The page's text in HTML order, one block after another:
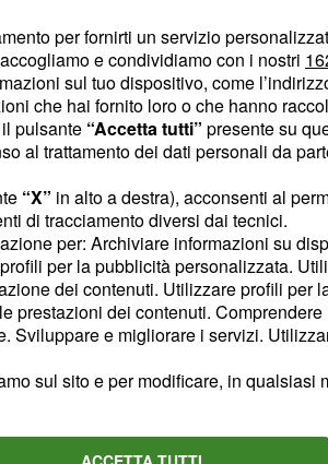
Gli
i loro
Congress
ci
e
farà la
alla
varianti
il P8
per fornirti un servizio
e condividiamo con i nostri
sul tuo dispositivo, come
che hai fornito loro o che hanno
pulsante “Accetta tutti” presente su
al trattamento dei dati personali da
“X” in alto a destra), acconsenti al
di tracciamento diversi dai tecnici.
per: Archiviare informazioni su
per la pubblicità personalizzata.
dei contenuti. Utilizzare profili per
prestazioni dei contenuti.
Sviluppare e migliorare i servizi.
sul sito e per modificare, in qualsiasi